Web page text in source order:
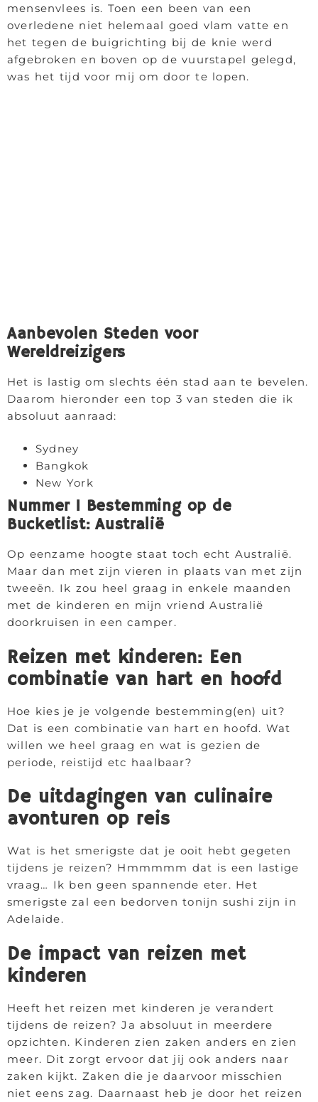
mensenvlees is. Toen een been van een
overledene niet helemaal goed vlam vatte en
het tegen de buigrichting bij de knie werd
afgebroken en boven op de vuurstapel gelegd,
was het tijd voor mij om door te lopen.
Aanbevolen Steden voor
Wereldreizigers
Het is lastig om slechts één stad aan te bevelen.
Daarom hieronder een top 3 van steden die ik
absoluut aanraad:
Sydney
Bangkok
New York
Nummer 1 Bestemming op de
Bucketlist: Australië
Op eenzame hoogte staat toch echt Australië.
Maar dan met zijn vieren in plaats van met zijn
tweeën. Ik zou heel graag in enkele maanden
met de kinderen en mijn vriend Australië
doorkruisen in een camper.
Reizen met kinderen: Een
combinatie van hart en hoofd
Hoe kies je je volgende bestemming(en) uit?
Dat is een combinatie van hart en hoofd. Wat
willen we heel graag en wat is gezien de
periode, reistijd etc haalbaar?
De uitdagingen van culinaire
avonturen op reis
Wat is het smerigste dat je ooit hebt gegeten
tijdens je reizen? Hmmmmm dat is een lastige
vraag… Ik ben geen spannende eter. Het
smerigste zal een bedorven tonijn sushi zijn in
Adelaide.
De impact van reizen met
kinderen
Heeft het reizen met kinderen je verandert
tijdens de reizen? Ja absoluut in meerdere
opzichten. Kinderen zien zaken anders en zien
meer. Dit zorgt ervoor dat jij ook anders naar
zaken kijkt. Zaken die je daarvoor misschien
niet eens zag. Daarnaast heb je door het reizen